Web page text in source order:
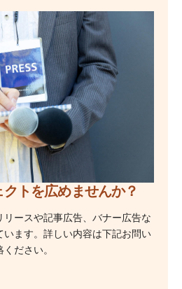
トを広めませんか？
ースや記事広告、バナー広告な
います。詳しい内容は下記お問い
ださい。